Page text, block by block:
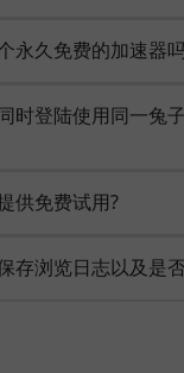
永久免费的加速器
时登陆使用同一兔
供免费试用?
存浏览日志以及是